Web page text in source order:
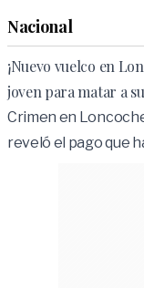
Nacional
¡Nuevo vuelco en
joven para matar a
Crimen en
reveló el pago que